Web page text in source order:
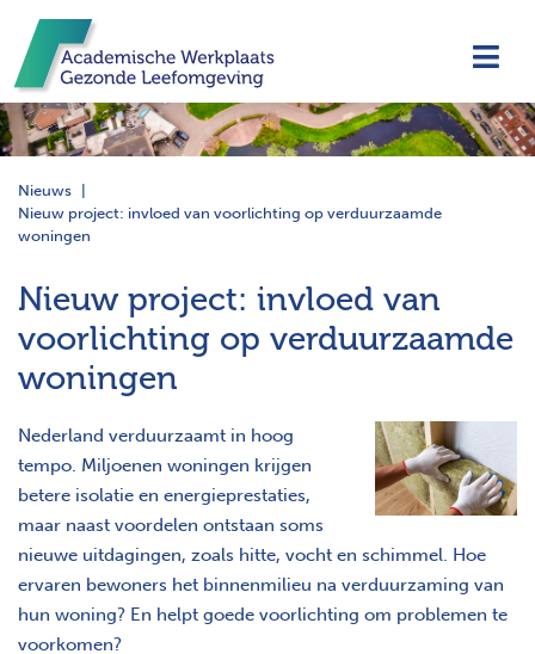
Nieuws
Nieuw project: invloed van voorlichting op verduurzaamde
woningen
Nieuw project: invloed van
voorlichting op verduurzaamde
woningen
Nederland verduurzaamt in hoog
tempo. Miljoenen woningen krijgen
betere isolatie en energieprestaties,
maar naast voordelen ontstaan soms
nieuwe uitdagingen, zoals hitte, vocht en schimmel. Hoe
ervaren bewoners het binnenmilieu na verduurzaming van
hun woning? En helpt goede voorlichting om problemen te
voorkomen?